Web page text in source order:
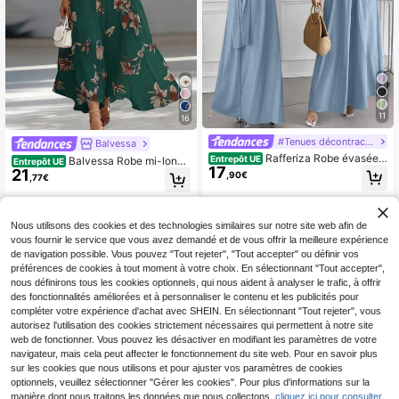
16
Balvessa
Entrepôt UE Balvessa Robe mi-longu
e élégante à encolure en V sans ma
nches avec taille cintrée, motif patc
hwork AB. Convient pour le travail e
21 ,77€
11
#Tenues décontractées
Entrepôt UE Rafferiza Robe évasée a
vec encolure ras-du-cou, dos attac
hé et découpes
17 ,90€
Nous utilisons des cookies et des technologies similaires sur notre site web afin de
vous fournir le service que vous avez demandé et de vous offrir la meilleure expérience
de navigation possible. Vous pouvez "Tout rejeter", "Tout accepter" ou définir vos
préférences de cookies à tout moment à votre choix. En sélectionnant "Tout accepter",
nous définirons tous les cookies optionnels, qui nous aident à analyser le trafic, à offrir
des fonctionnalités améliorées et à personnaliser le contenu et les publicités pour
compléter votre expérience d'achat avec SHEIN. En sélectionnant "Tout rejeter", vous
autorisez l'utilisation des cookies strictement nécessaires qui permettent à notre site
web de fonctionner. Vous pouvez les désactiver en modifiant les paramètres de votre
navigateur, mais cela peut affecter le fonctionnement du site web. Pour en savoir plus
sur les cookies que nous utilisons et pour ajuster vos paramètres de cookies
optionnels, veuillez sélectionner "Gérer les cookies". Pour plus d'informations sur la
manière dont nous traitons les données que nous collectons, cliquez ici pour consulter